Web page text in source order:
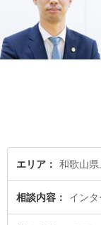
エリア 和歌山
相談内容 イン